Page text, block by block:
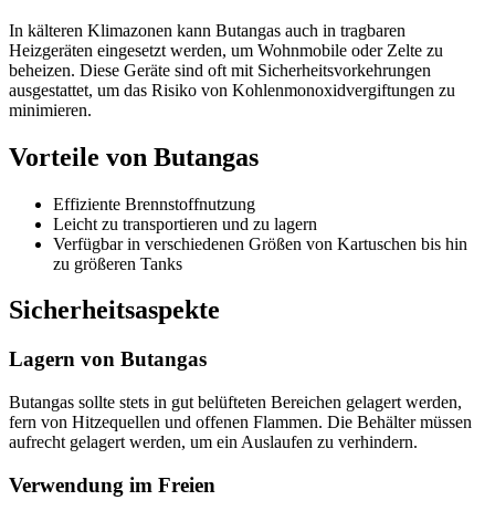
In kälteren Klimazonen kann Butangas auch in tragbaren
Heizgeräten eingesetzt werden, um Wohnmobile oder Zelte zu
beheizen. Diese Geräte sind oft mit Sicherheitsvorkehrungen
ausgestattet, um das Risiko von Kohlenmonoxidvergiftungen zu
minimieren.
Vorteile von Butangas
Effiziente Brennstoffnutzung
Leicht zu transportieren und zu lagern
Verfügbar in verschiedenen Größen von Kartuschen bis hin
zu größeren Tanks
Sicherheitsaspekte
Lagern von Butangas
Butangas sollte stets in gut belüfteten Bereichen gelagert werden,
fern von Hitzequellen und offenen Flammen. Die Behälter müssen
aufrecht gelagert werden, um ein Auslaufen zu verhindern.
Verwendung im Freien